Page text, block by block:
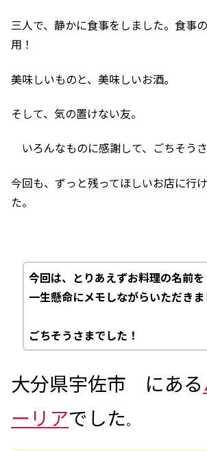
三人で、静かに食事をしました。食事
用！
美味しいものと、美味しいお酒。
そして、気の置けない友。
いろんなものに感謝して、ごちそう
今回も、ずっと残ってほしいお店に行
た。
今回は、とりあえずお料理の名前を
一生懸命にメモしながらいただきま
ごちそうさまでした！
大分県宇佐市 にある
ーリアでした。